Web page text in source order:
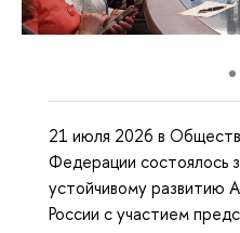
21 июля 2026 в
Федерации состоялось
устойчивому развитию
России с участием